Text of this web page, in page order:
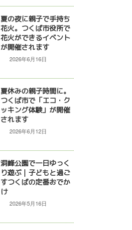
夏の夜に親子で手持ち
花火。つくば市役所で
花火ができるイベント
が開催されます
2026年6月16日
夏休みの親子時間に。
つくば市で「エコ・ク
ッキング体験」が開催
されます
2026年6月12日
洞峰公園で一日ゆっく
り遊ぶ｜子どもと過ご
すつくばの定番おでか
け
2026年5月16日